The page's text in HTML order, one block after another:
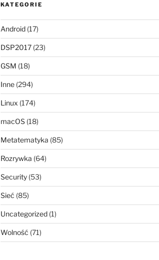
KATEGORIE
Android(17)
DSP2017(23)
GSM (18)
Inne(294)
Linux (174)
macOS(18)
Metatematyka (85)
Rozrywka (64)
Security(53)
Sieć (85)
Uncategorized(1)
Wolność (71)